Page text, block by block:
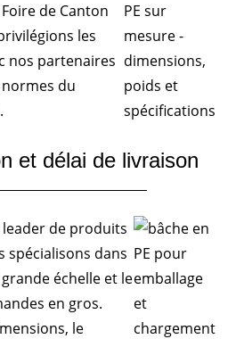
de Canton
les
nos partenaires
du
et délai de livraison
de produits
spécialisons dans
échelle et le
en gros.
le